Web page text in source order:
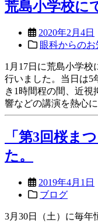
荒島小学校に
2020年2月4日
眼科からの
1月17日に荒島小学
行いました。当日は5
き1時間程の間、近
響などの講演を熱心
「第3回桜ま
た。
2019年4月1日
ブログ
3月30日（土）に毎年